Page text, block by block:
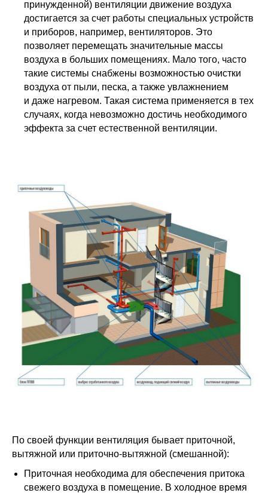
принужденной) вентиляции движение воздуха
достигается за счет работы специальных устройств
и приборов, например, вентиляторов. Это
позволяет перемещать значительные массы
воздуха в больших помещениях. Мало того, часто
такие системы снабжены возможностью очистки
воздуха от пыли, песка, а также увлажнением
и даже нагревом. Такая система применяется в тех
случаях, когда невозможно достичь необходимого
эффекта за счет естественной вентиляции.
По своей функции вентиляция бывает приточной,
вытяжной или приточно-вытяжной (смешанной):
Приточная необходима для обеспечения притока
свежего воздуха в помещение. В холодное время